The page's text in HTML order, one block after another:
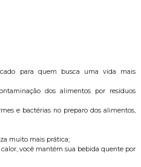
para quem busca uma vida mais
dos alimentos por resíduos
e bactérias no preparo dos alimentos,
muito mais prática;
você mantém sua bebida quente por